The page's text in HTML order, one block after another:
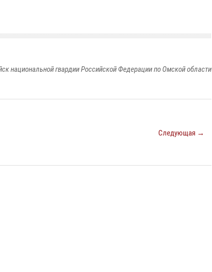
национальной гвардии Российской Федерации по Омской области
Следующая →